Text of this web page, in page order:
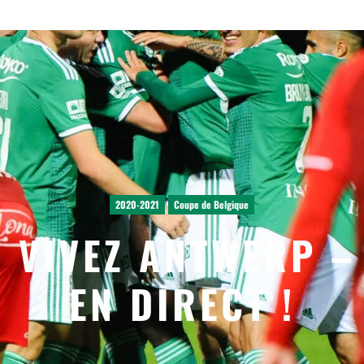
2020-2021 Coupe de Belgique
ANTWERP
EN DIRECT !